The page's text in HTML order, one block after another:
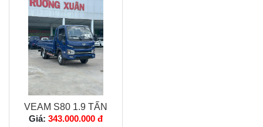
VEAM S80 1.9 TẤN
Giá: 343.000.000 đ